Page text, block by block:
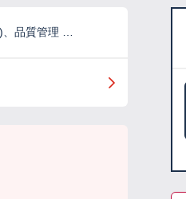
品質管理 …